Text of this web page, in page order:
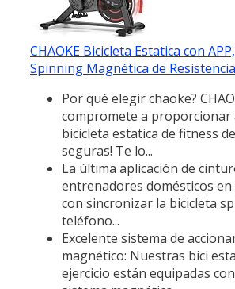
CHAOKE Bicicleta Estatica con
Spinning Magnética de
Por qué elegir chaoke?
compromete a proporcionar
bicicleta estatica de fitness
seguras! Te lo...
La última aplicación de
entrenadores domésticos en
con sincronizar la bicicleta
teléfono...
Excelente sistema de
magnético: Nuestras bici
ejercicio están equipadas